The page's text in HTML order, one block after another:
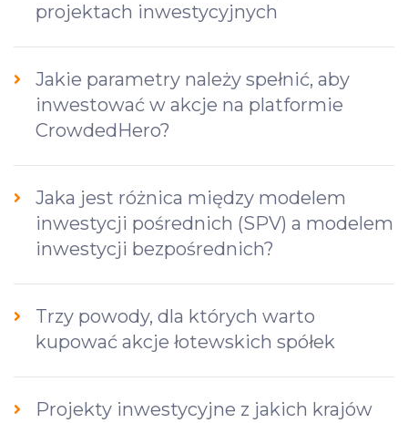
projektach inwestycyjnych
Jakie parametry należy spełnić, aby
inwestować w akcje na platformie
CrowdedHero?
Jaka jest różnica między modelem
inwestycji pośrednich (SPV) a modelem
inwestycji bezpośrednich?
Trzy powody, dla których warto
kupować akcje łotewskich spółek
Projekty inwestycyjne z jakich krajów